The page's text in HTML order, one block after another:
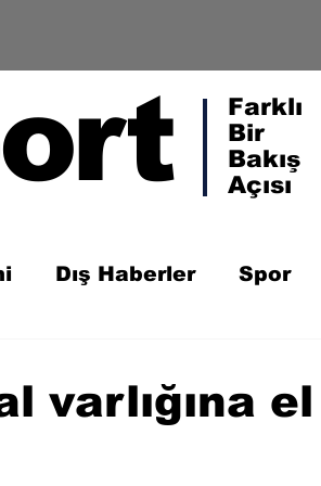
Farklı
Bir
Bakış
Açısı
Dış Haberler Spor
varlığına el